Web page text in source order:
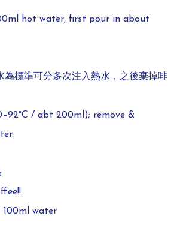
hot water, first pour in about
為標準可分多次注入熱水，之後棄掉啡
/ abt 200ml); remove &
100ml water